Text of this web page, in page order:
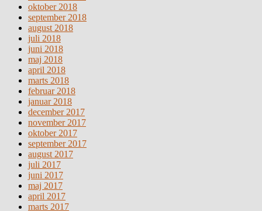
oktober 2018
september 2018
august 2018
juli 2018
juni 2018
maj 2018
april 2018
marts 2018
februar 2018
januar 2018
december 2017
november 2017
oktober 2017
september 2017
august 2017
juli 2017
juni 2017
maj 2017
april 2017
marts 2017